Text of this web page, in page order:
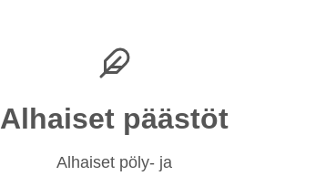
Alhaiset päästöt
Alhaiset pöly- ja